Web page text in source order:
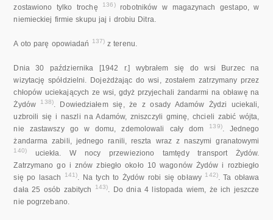
zostawiono tylko trochę
136)robotników w magazynach gestapo, w
niemieckiej firmie skupu jaj i drobiu Ditra.
A oto parę opowiadań 137)z terenu.
Dnia 30 października [1942 r.] wybrałem się do wsi Burzec na
wizytację spółdzielni. Dojeżdżając do wsi, zostałem zatrzymany przez
chłopów uciekających ze wsi, gdyż przyjechali żandarmi na obławę na
Żydów
138). Dowiedziałem się, że z osady Adamów Żydzi uciekali,
uzbroili się i naszli na Adamów, zniszczyli gminę, chcieli zabić wójta,
nie zastawszy go w domu, zdemolowali cały dom
139). Jednego
żandarma zabili, jednego ranili, reszta wraz z naszymi granatowymi
140)uciekła. W nocy przewieziono tamtędy transport Żydów.
Zatrzymano go i znów zbiegło około 10 wagonów Żydów i rozbiegło
się po lasach
141). Na tych to Żydów robi się obławy 142). Ta obława
dała 25 osób zabitych
143). Do dnia 4 listopada wiem, że ich jeszcze
nie pogrzebano.